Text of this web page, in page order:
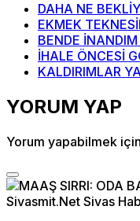
DAHA NE
EKMEK
BENDE
İHALE ÖNCESİ
KALDIRIMLAR
YORUM YAP
Yorum yapabilmek için